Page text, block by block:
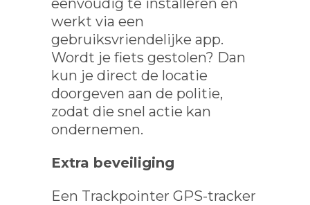
eenvoudig te installeren en
werkt via een
gebruiksvriendelijke app.
Wordt je fiets gestolen? Dan
kun je direct de locatie
doorgeven aan de politie,
zodat die snel actie kan
ondernemen.
Extra beveiliging
Een Trackpointer GPS-tracker